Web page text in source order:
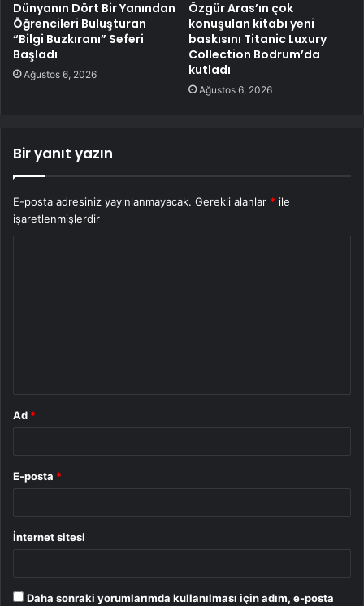
Dünyanın Dört Bir Yanından
Öğrencileri Buluşturan
“Bilgi Buzkıranı” Seferi
Başladı
Ağustos 6, 2026
Özgür Aras’ın çok
konuşulan kitabı yeni
baskısını Titanic Luxury
Collection Bodrum’da
kutladı
Ağustos 6, 2026
Bir yanıt yazın
E-posta adresiniz yayınlanmayacak. Gerekli alanlar * ile
işaretlenmişlerdir
Ad *
E-posta *
İnternet sitesi
Daha sonraki yorumlarımda kullanılması için adım, e-posta